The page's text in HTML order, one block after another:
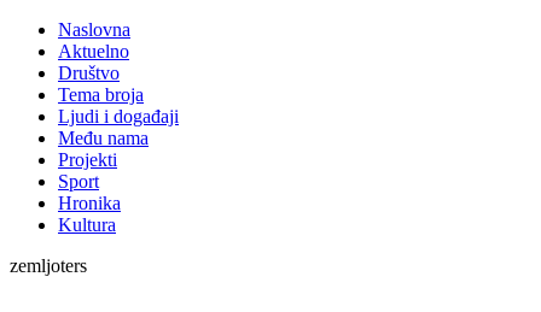
Naslovna
Aktuelno
Društvo
Tema broja
Ljudi i događaji
Među nama
Projekti
Sport
Hronika
Kultura
zemljoters